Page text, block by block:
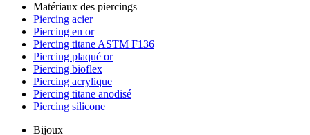
Matériaux des piercings
Piercing acier
Piercing en or
Piercing titane ASTM F136
Piercing plaqué or
Piercing bioflex
Piercing acrylique
Piercing titane anodisé
Piercing silicone
Bijoux